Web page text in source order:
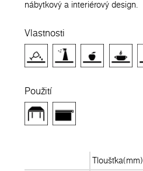
nábytkový a interiérový design.
Vlastnosti
Použití
Tloušťka(mm)